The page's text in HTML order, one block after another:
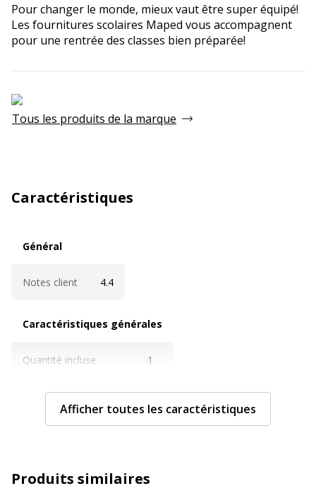
Pour changer le monde, mieux vaut être super équipé!
Les fournitures scolaires Maped vous accompagnent
pour une rentrée des classes bien préparée!
Tous les produits de la marque
Caractéristiques
Général
Notes client 4.4
Caractéristiques générales
Quantité incluse 1
Caractéristiques techniques
Caractéristiques techniques
Données d'identification
Afficher toutes les caractéristiques
Produits similaires